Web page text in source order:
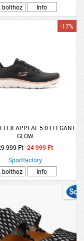
bolthoz
Info
APPEAL 5.0 ELEGANT
GLOW
-17%
999 Ft 24 999 Ft
Sportfactory
bolthoz
Info